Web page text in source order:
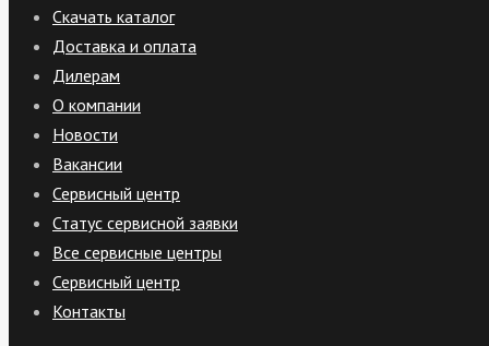
Скачать каталог
Доставка и оплата
Дилерам
О компании
Новости
Вакансии
Сервисный центр
Статус сервисной заявки
Все сервисные центры
Сервисный центр
Контакты